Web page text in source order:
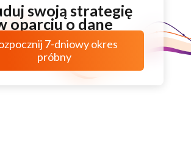
swoją strategię
oparciu o dane
7-dniowyokres
próbny